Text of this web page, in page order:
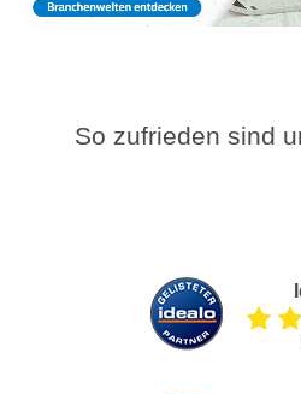
So zufrieden sind